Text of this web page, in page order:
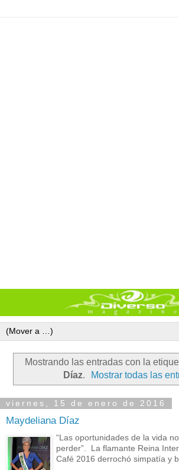
Mostrando las entradas con la
Díaz. Mostrar todas las
viernes, 15 de enero de 2016
Maydeliana Díaz
“Las oportunidades de la vida
perder”. La flamante Reina
Café 2016 derrochó simpatía y